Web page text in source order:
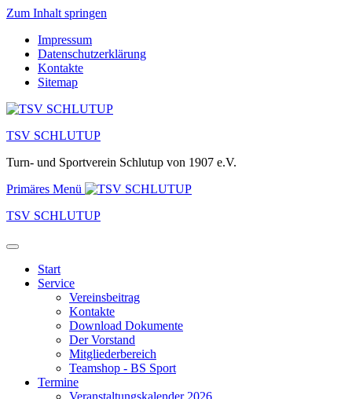
Zum Inhalt springen
Impressum
Datenschutzerklärung
Kontakte
Sitemap
TSV SCHLUTUP
Turn- und Sportverein Schlutup von 1907 e.V.
Primäres Menü
TSV SCHLUTUP
Start
Service
Vereinsbeitrag
Kontakte
Download Dokumente
Der Vorstand
Mitgliederbereich
Teamshop - BS Sport
Termine
Veranstaltungskalender 2026